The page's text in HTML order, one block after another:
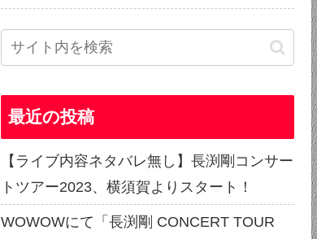
最近の投稿
【ライブ内容ネタバレ無し】長渕剛コンサー
トツアー2023、横須賀よりスタート！
WOWOWにて「長渕剛 CONCERT TOUR